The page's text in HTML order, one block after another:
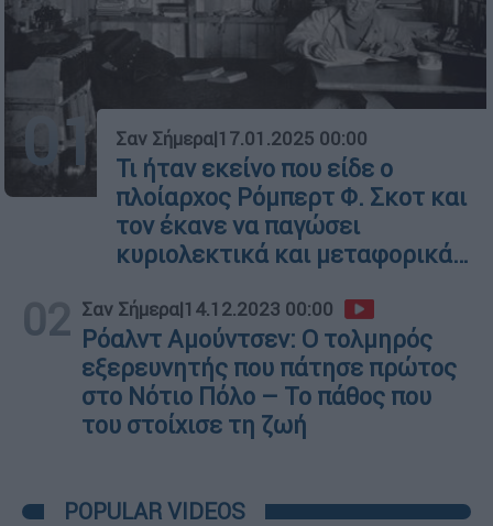
01 Σαν Σήμερα|17.01.2025 00:00
Τι ήταν εκείνο που είδε ο
πλοίαρχος Ρόμπερτ Φ. Σκοτ και
τον έκανε να παγώσει
κυριολεκτικά και μεταφορικά…
02 Σαν Σήμερα|14.12.2023 00:00
Ρόαλντ Αμούντσεν: Ο τολμηρός
εξερευνητής που πάτησε πρώτος
στο Νότιο Πόλο – Το πάθος που
του στοίχισε τη ζωή
POPULAR VIDEOS